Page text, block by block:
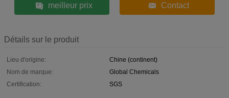
meilleur prix Contact
Détails sur le produit
Lieu d'origine:
Chine (continent)
Nom de marque:
Global Chemicals
Certification:
SGS